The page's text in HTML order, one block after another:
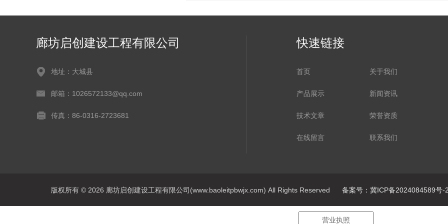
廊坊启创建设工程有限公司
地址：大城县
邮箱：1026572133@qq.com
传真：86-0316-2723681
快速链接
首页 关于我们
产品展示 新闻资讯
技术文章 荣誉资质
在线留言 联系我们
版权所有 © 2026 廊坊启创建设工程有限公司(www.baoleitpbwjx.com) All Rights Reserved 备案号：冀ICP备2024084589号-
营业执照